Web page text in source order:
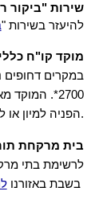
שירות "ביקור
להיעזר בשירות "
מוקד קו"ח
במקרים דחופים
הפניה למיון או לרופא באשדוד.
בית מרקחת
בשבת באזורנו